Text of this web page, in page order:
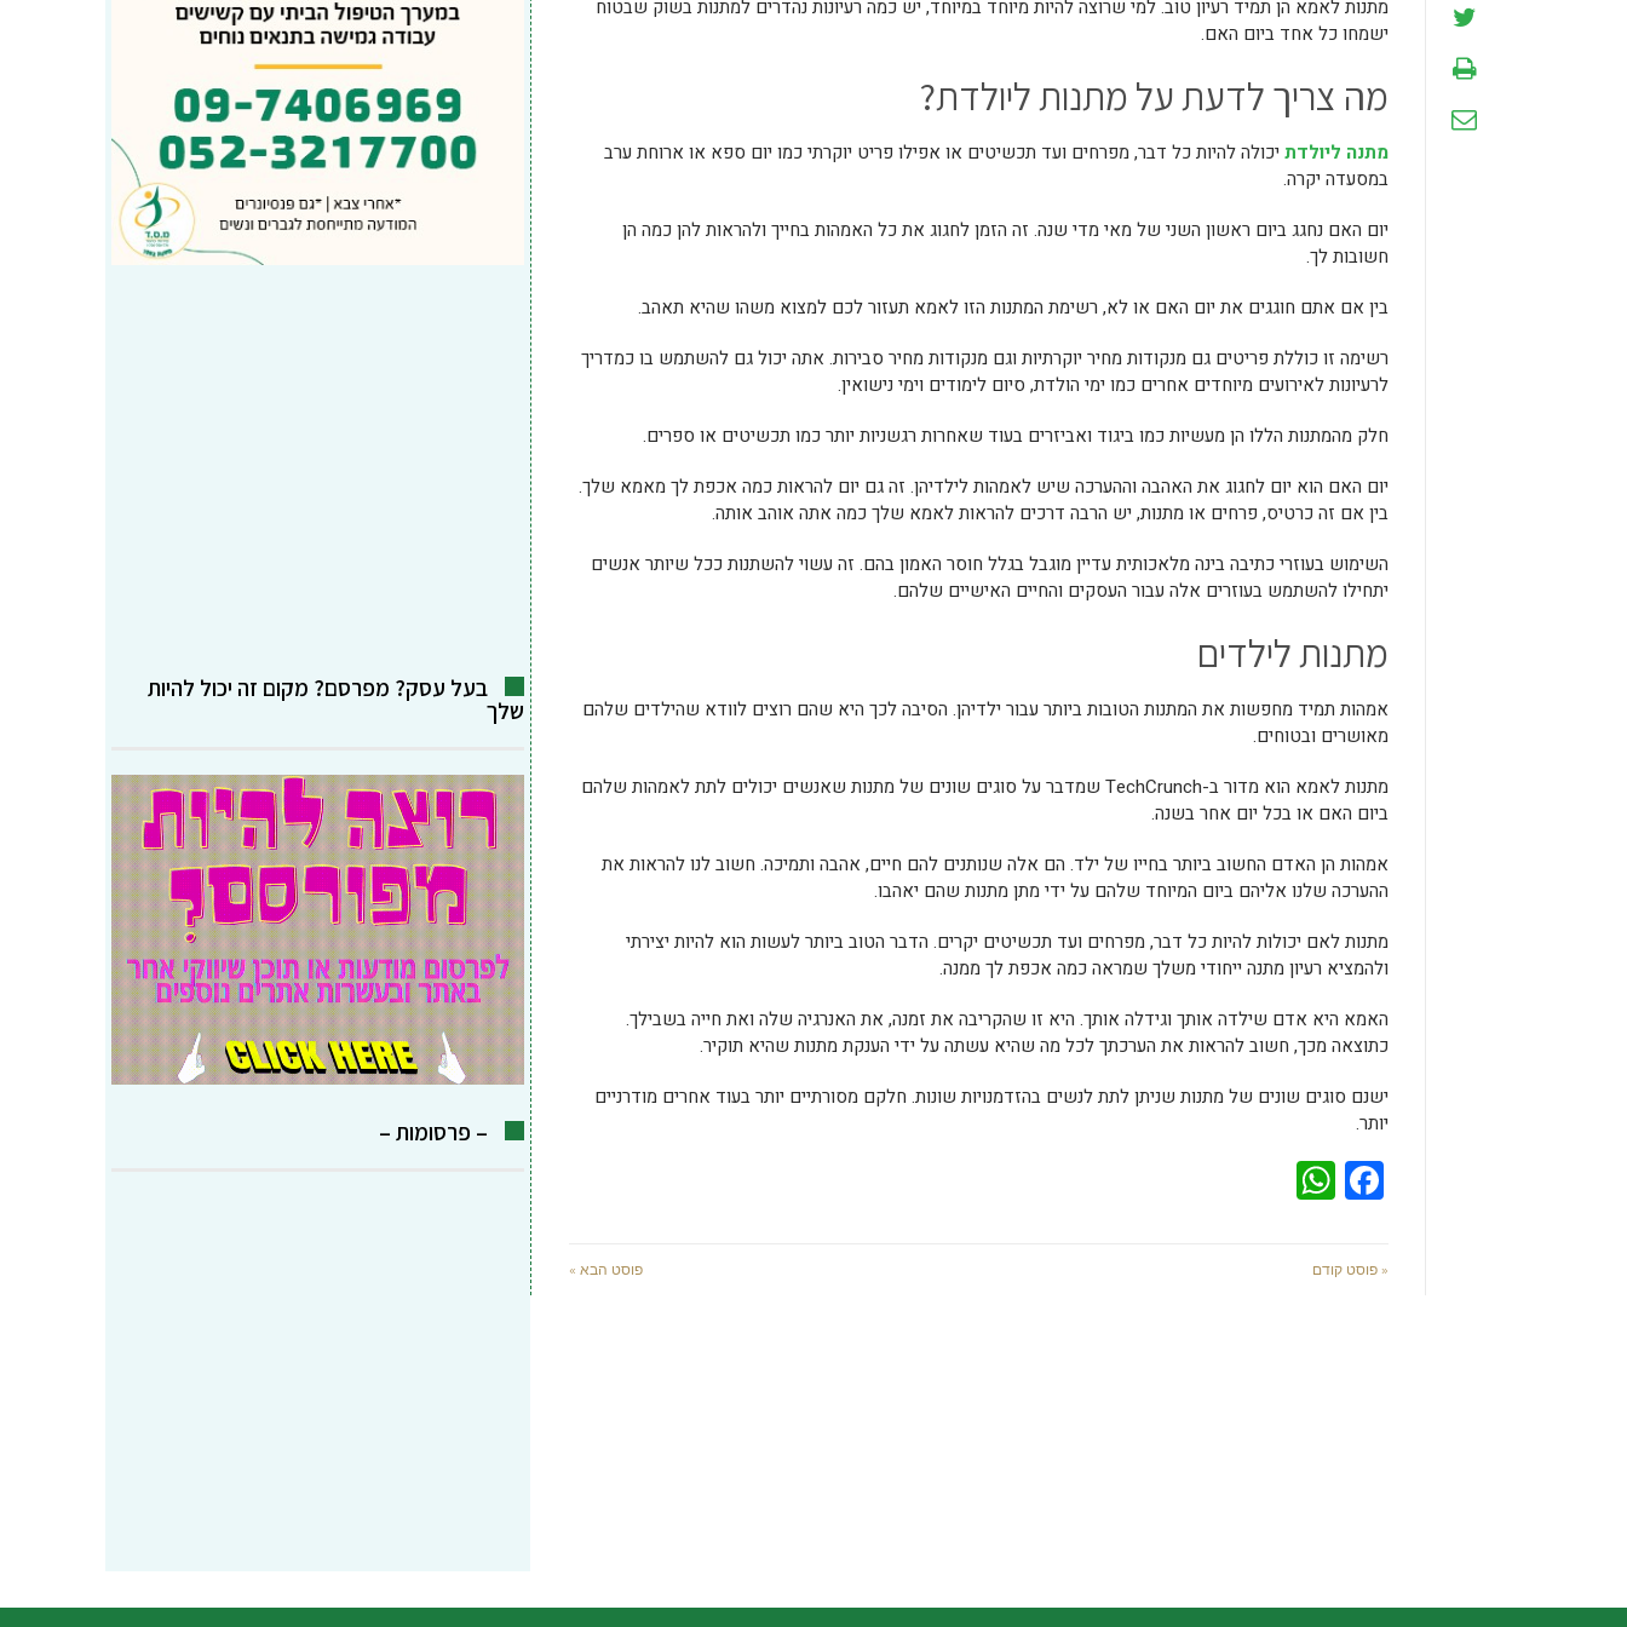
מתנות לאמא הן תמיד רעיון טוב. למי שרוצה להיות מיוחד במיוחד, יש כמה רעיונות נהדרים למתנות בשוק שבטוח
ישמחו כל אחד ביום האם.
מה צריך לדעת על מתנות ליולדת?
מתנה ליולדת יכולה להיות כל דבר, מפרחים ועד תכשיטים או אפילו פריט יוקרתי כמו יום ספא או ארוחת ערב
במסעדה יקרה.
יום האם נחגג ביום ראשון השני של מאי מדי שנה. זה הזמן לחגוג את כל האמהות בחייך ולהראות להן כמה הן
חשובות לך.
בין אם אתם חוגגים את יום האם או לא, רשימת המתנות הזו לאמא תעזור לכם למצוא משהו שהיא תאהב.
רשימה זו כוללת פריטים גם מנקודות מחיר יוקרתיות וגם מנקודות מחיר סבירות. אתה יכול גם להשתמש בו כמדריך
לרעיונות לאירועים מיוחדים אחרים כמו ימי הולדת, סיום לימודים וימי נישואין.
חלק מהמתנות הללו הן מעשיות כמו ביגוד ואביזרים בעוד שאחרות רגשניות יותר כמו תכשיטים או ספרים.
יום האם הוא יום לחגוג את האהבה וההערכה שיש לאמהות לילדיהן. זה גם יום להראות כמה אכפת לך מאמא שלך.
בין אם זה כרטיס, פרחים או מתנות, יש הרבה דרכים להראות לאמא שלך כמה אתה אוהב אותה.
השימוש בעוזרי כתיבה בינה מלאכותית עדיין מוגבל בגלל חוסר האמון בהם. זה עשוי להשתנות ככל שיותר אנשים
יתחילו להשתמש בעוזרים אלה עבור העסקים והחיים האישיים שלהם.
מתנות לילדים
אמהות תמיד מחפשות את המתנות הטובות ביותר עבור ילדיהן. הסיבה לכך היא שהם רוצים לוודא שהילדים שלהם
מאושרים ובטוחים.
מתנות לאמא הוא מדור ב-TechCrunch שמדבר על סוגים שונים של מתנות שאנשים יכולים לתת לאמהות שלהם
ביום האם או בכל יום אחר בשנה.
אמהות הן האדם החשוב ביותר בחייו של ילד. הם אלה שנותנים להם חיים, אהבה ותמיכה. חשוב לנו להראות את
ההערכה שלנו אליהם ביום המיוחד שלהם על ידי מתן מתנות שהם יאהבו.
מתנות לאם יכולות להיות כל דבר, מפרחים ועד תכשיטים יקרים. הדבר הטוב ביותר לעשות הוא להיות יצירתי
ולהמציא רעיון מתנה ייחודי משלך שמראה כמה אכפת לך ממנה.
האמא היא אדם שילדה אותך וגידלה אותך. היא זו שהקריבה את זמנה, את האנרגיה שלה ואת חייה בשבילך.
כתוצאה מכך, חשוב להראות את הערכתך לכל מה שהיא עשתה על ידי הענקת מתנות שהיא תוקיר.
ישנם סוגים שונים של מתנות שניתן לתת לנשים בהזדמנויות שונות. חלקם מסורתיים יותר בעוד אחרים מודרניים
יותר.
Facebook
« פוסט קודם פוסט הבא »
בעל עסק? מפרסם? מקום זה יכול להיות
שלך
– פרסומות –